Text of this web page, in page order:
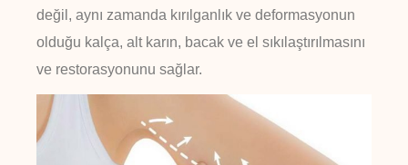
değil, aynı zamanda kırılganlık ve deformasyonun
olduğu kalça, alt karın, bacak ve el sıkılaştırılmasını
ve restorasyonunu sağlar.